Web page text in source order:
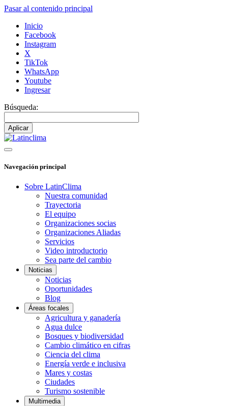
Pasar al contenido principal
Inicio
Facebook
Instagram
X
TikTok
WhatsApp
Youtube
Ingresar
Búsqueda:
Navegación principal
Sobre LatinClima
Nuestra comunidad
Trayectoria
El equipo
Organizaciones socias
Organizaciones Aliadas
Servicios
Video introductorio
Sea parte del cambio
Noticias
Noticias
Oportunidades
Blog
Áreas focales
Agricultura y ganadería
Agua dulce
Bosques y biodiversidad
Cambio climático en cifras
Ciencia del clima
Energía verde e inclusiva
Mares y costas
Ciudades
Turismo sostenible
Multimedia